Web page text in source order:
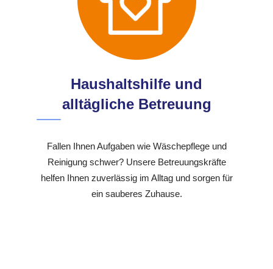
Haushaltshilfe und
alltägliche Betreuung
Fallen Ihnen Aufgaben wie Wäschepflege und
Reinigung schwer? Unsere Betreuungskräfte
helfen Ihnen zuverlässig im Alltag und sorgen für
ein sauberes Zuhause.